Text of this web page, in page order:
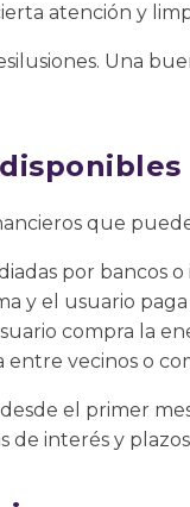
atención y
Una
que
por bancos
y el usuario
compra la
entre vecinos o
el primer
de interés y